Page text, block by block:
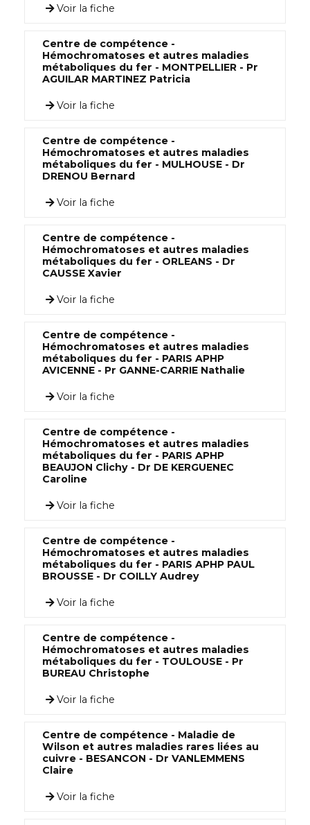
Voir la fiche
Centre de compétence -
Hémochromatoses et autres maladies
métaboliques du fer - MONTPELLIER - Pr
AGUILAR MARTINEZ Patricia
Voir la fiche
Centre de compétence -
Hémochromatoses et autres maladies
métaboliques du fer - MULHOUSE - Dr
DRENOU Bernard
Voir la fiche
Centre de compétence -
Hémochromatoses et autres maladies
métaboliques du fer - ORLEANS - Dr
CAUSSE Xavier
Voir la fiche
Centre de compétence -
Hémochromatoses et autres maladies
métaboliques du fer - PARIS APHP
AVICENNE - Pr GANNE-CARRIE Nathalie
Voir la fiche
Centre de compétence -
Hémochromatoses et autres maladies
métaboliques du fer - PARIS APHP
BEAUJON Clichy - Dr DE KERGUENEC
Caroline
Voir la fiche
Centre de compétence -
Hémochromatoses et autres maladies
métaboliques du fer - PARIS APHP PAUL
BROUSSE - Dr COILLY Audrey
Voir la fiche
Centre de compétence -
Hémochromatoses et autres maladies
métaboliques du fer - TOULOUSE - Pr
BUREAU Christophe
Voir la fiche
Centre de compétence - Maladie de
Wilson et autres maladies rares liées au
cuivre - BESANCON - Dr VANLEMMENS
Claire
Voir la fiche